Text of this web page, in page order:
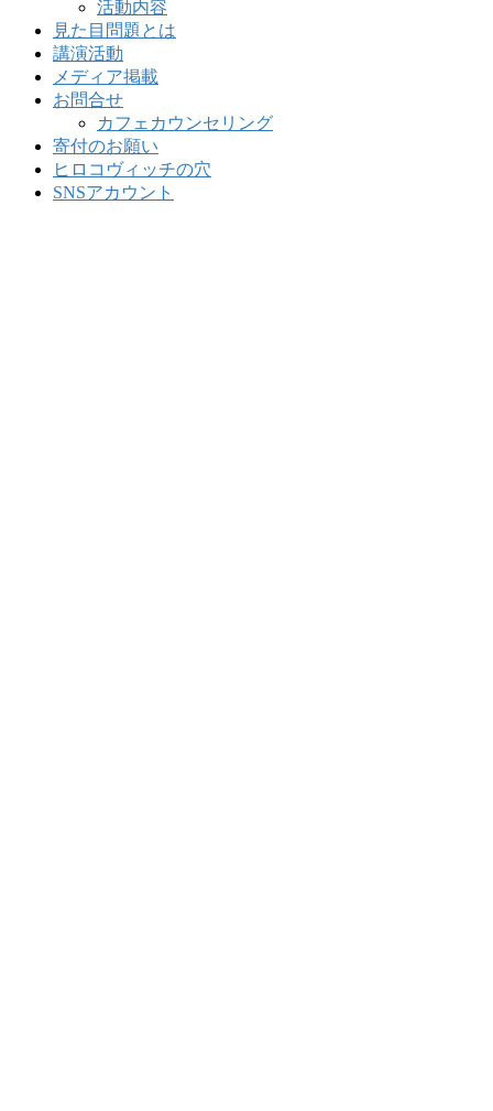
活動内容
見た目問題とは
講演活動
メディア掲載
お問合せ
カフェカウンセリング
寄付のお願い
ヒロコヴィッチの穴
SNSアカウント